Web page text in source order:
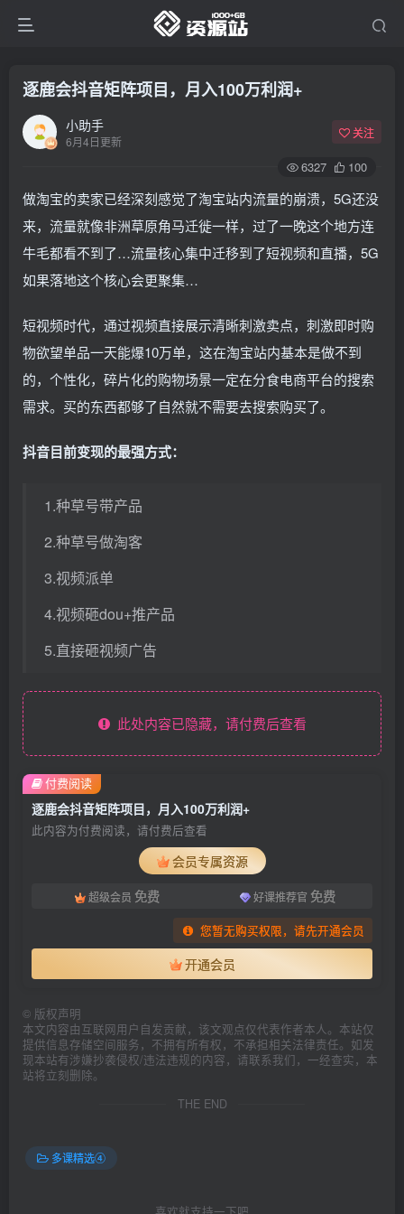
逐鹿会抖音矩阵项目，月入100万利润+
小助手
6月4日更新
关注
6327 100
做淘宝的卖家已经深刻感觉了淘宝站内流量的崩溃，5G还没
来，流量就像非洲草原角马迁徙一样，过了一晚这个地方连
牛毛都看不到了…流量核心集中迁移到了短视频和直播，5G
如果落地这个核心会更聚集…
短视频时代，通过视频直接展示清晰刺激卖点，刺激即时购
物欲望单品一天能爆10万单，这在淘宝站内基本是做不到
的，个性化，碎片化的购物场景一定在分食电商平台的搜索
需求。买的东西都够了自然就不需要去搜索购买了。
抖音目前变现的最强方式：
1.种草号带产品
2.种草号做淘客
3.视频派单
4.视频砸dou+推产品
5.直接砸视频广告
此处内容已隐藏，请付费后查看
逐鹿会抖音矩阵项目，月入100万利润+
此内容为付费阅读，请付费后查看
会员专属资源
超级会员 免费 好课推荐官 免费
您暂无购买权限，请先开通会员
开通会员
付费阅读
© 版权声明
本文内容由互联网用户自发贡献，该文观点仅代表作者本人。本站仅
提供信息存储空间服务，不拥有所有权，不承担相关法律责任。如发
现本站有涉嫌抄袭侵权/违法违规的内容，请联系我们，一经查实，本
站将立刻删除。
THE END
多课精选④